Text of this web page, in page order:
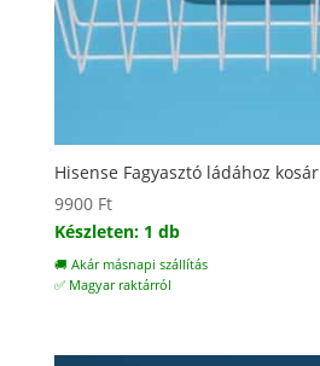
Hisense Fagyasztó ládához kosár
9900 Ft
Készleten: 1 db
🚚 Akár másnapi szállítás
✅ Magyar raktárról